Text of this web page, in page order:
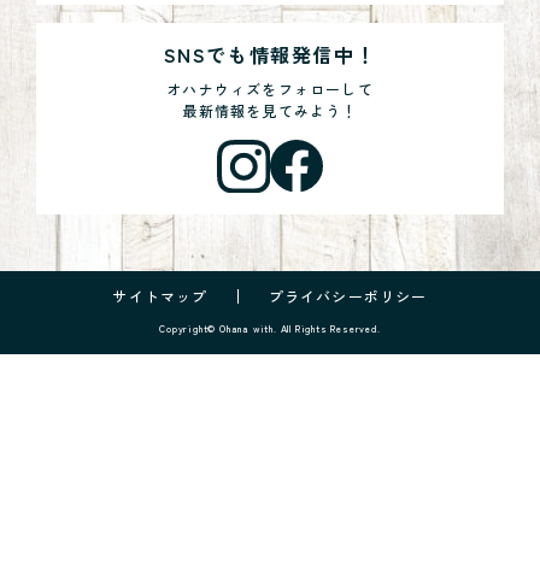
SNSでも情報発信中！
オハナウィズをフォローして
最新情報を見てみよう！
サイトマップ プライバシーポリシー
Copyright© Ohana with. All Rights Reserved.